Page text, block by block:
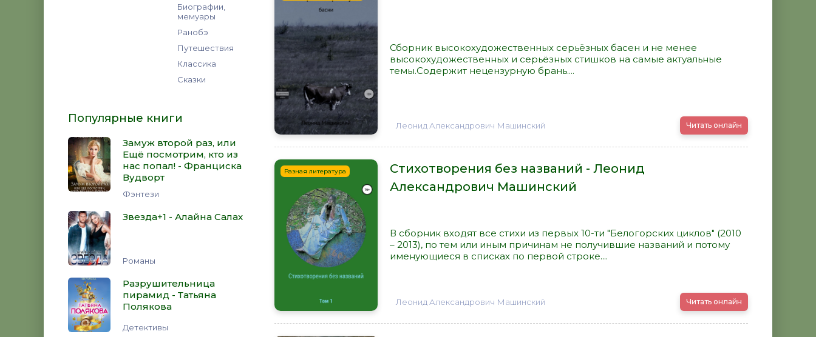
Биографии,
мемуары
Ранобэ
Путешествия
Классика
Сказки
Популярные книги
Замуж второй раз, или
Ещё посмотрим, кто из
нас попал! - Франциска
Вудворт
Фэнтези
Звезда+1 - Алайна Салах
Романы
Разрушительница
пирамид - Татьяна
Полякова
Детективы
Сборник высокохудожественных серьёзных басен и не менее
высокохудожественных и серьёзных стишков на самые актуальные
темы.Содержит нецензурную брань....
Леонид Александрович Машинский Читать онлайн
Разная литература
Стихотворения без названий - Леонид
Александрович Машинский
В сборник входят все стихи из первых 10-ти "Белогорских циклов" (2010
– 2013), по тем или иным причинам не получившие названий и потому
именующиеся в списках по первой строке....
Леонид Александрович Машинский Читать онлайн